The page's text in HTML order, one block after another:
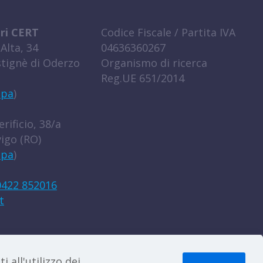
CERT
34
di Oderzo
)
38/a
(RO)
)
852016
Codice Fiscale / Partita IVA
04636360267
Organismo di ricerca
Reg.UE 651/2014
con noi|PEC